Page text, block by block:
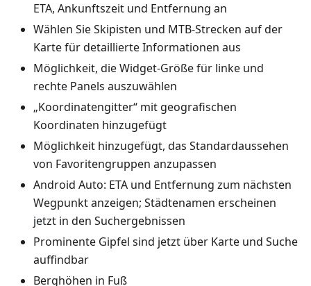
ETA, Ankunftszeit und Entfernung an
Wählen Sie Skipisten und MTB-Strecken auf der
Karte für detaillierte Informationen aus
Möglichkeit, die Widget-Größe für linke und
rechte Panels auszuwählen
„Koordinatengitter“ mit geografischen
Koordinaten hinzugefügt
Möglichkeit hinzugefügt, das Standardaussehen
von Favoritengruppen anzupassen
Android Auto: ETA und Entfernung zum nächsten
Wegpunkt anzeigen; Städtenamen erscheinen
jetzt in den Suchergebnissen
Prominente Gipfel sind jetzt über Karte und Suche
auffindbar
Berghöhen in Fuß